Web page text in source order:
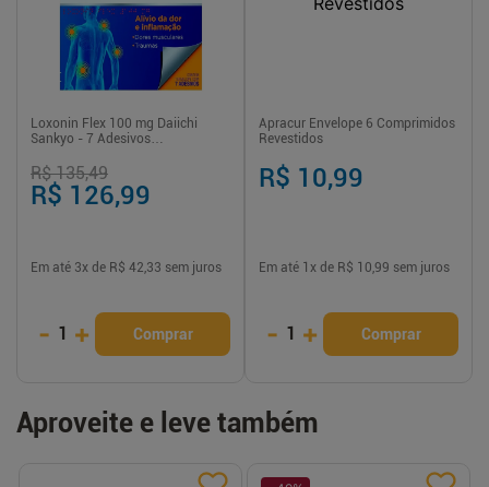
Loxonin Flex 100 mg Daiichi
Sankyo - 7 Adesivos
R$ 135,49
R$ 126,99
Em até 3x de R$ 42,33 sem juros
- 1 + Comprar
Apracur Envelope 6 Comprimidos
Revestidos
R$ 10,99
Em até 1 x de R$ 10,99 sem juros
- 1 + Comprar
Aproveite e leve também